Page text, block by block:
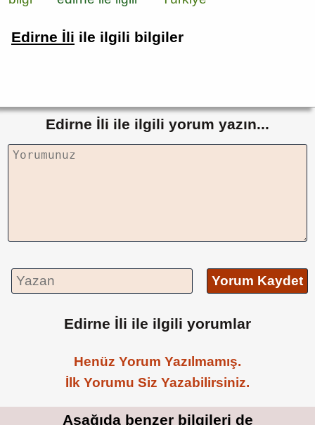
Edirne İli ile ilgili bilgiler
Edirne İli ile ilgili yorum yazın...
Yorum Kaydet
Edirne İli ile ilgili yorumlar
Henüz Yorum Yazılmamış.
İlk Yorumu Siz Yazabilirsiniz.
Aşağıda benzer bilgileri de